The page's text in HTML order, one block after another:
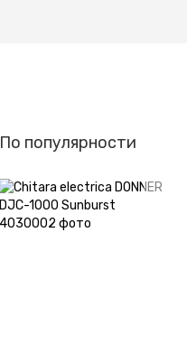
По популярности